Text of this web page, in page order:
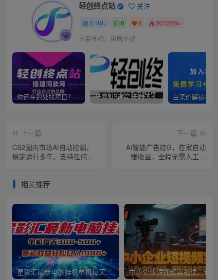
轻创终点站 关注
2.1W+ 0 9 20729W+
只要开始，虽晚不迟
你还在到处找项目？还在当韭菜？我靠卖项目一个月收入5万+，曾经我也是个失败者。 全网VIP课程 无损下载~
上一篇
CS2国内市场AI自动捡漏，
稳定运行多年。支持任何形
下一篇
AI智能广告挂G，在家自动
賺收益，全程无需人工操
相关推荐
星影汇最新电脑挂机单机每天300+团队管道收益轻松日入1000+